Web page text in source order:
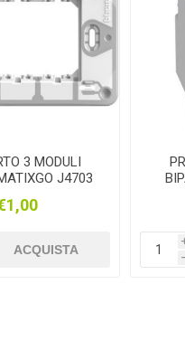
3 MODULI
J4703
ACQUISTA